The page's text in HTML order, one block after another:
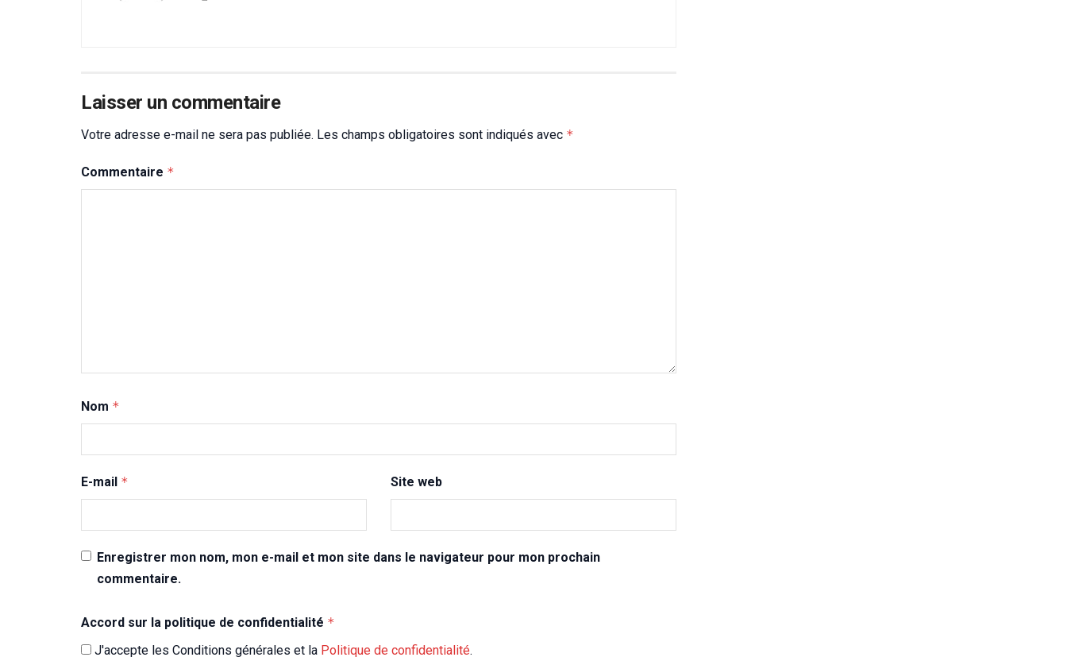
Laisser un commentaire
Votre adresse e-mail ne sera pas publiée. Les champs obligatoires sont indiqués avec *
Commentaire *
Nom *
E-mail * Site web
Enregistrer mon nom, mon e-mail et mon site dans le navigateur pour mon prochain
commentaire.
Accord sur la politique de confidentialité *
J'accepte les Conditions générales et la Politique de confidentialité.